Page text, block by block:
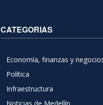
CATEGORIAS
Economía, finanzas y
Política
Infraestructura
Noticias de Medellín